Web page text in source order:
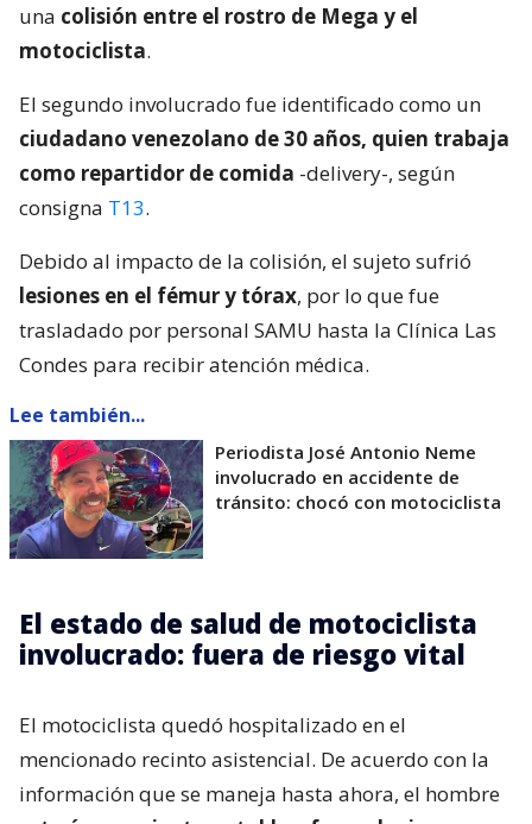
una colisión entre el rostro de Mega y el
motociclista.
El segundo involucrado fue identificado como un
ciudadano venezolano de 30 años, quien trabaja
como repartidor de comida -delivery-, según
consigna T13.
Debido al impacto de la colisión, el sujeto sufrió
lesiones en el fémur y tórax, por lo que fue
trasladado por personal SAMU hasta la Clínica Las
Condes para recibir atención médica.
Lee también...
Periodista José Antonio Neme
involucrado en accidente de
tránsito: chocó con motociclista
El estado de salud de motociclista
involucrado: fuera de riesgo vital
El motociclista quedó hospitalizado en el
mencionado recinto asistencial. De acuerdo con la
información que se maneja hasta ahora, el hombre